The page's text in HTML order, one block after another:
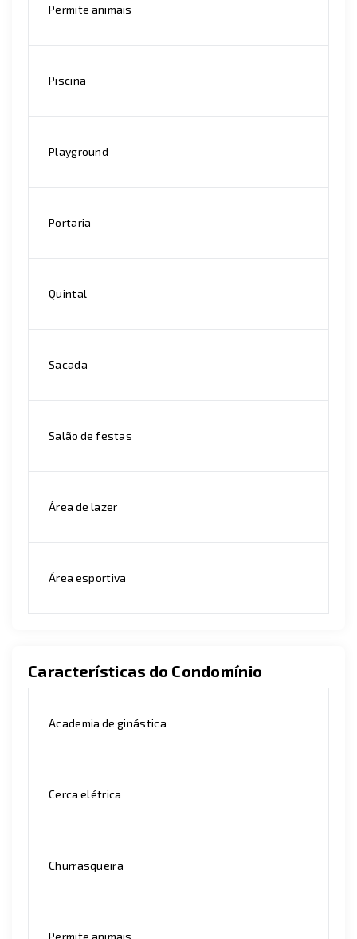
Permite animais
Piscina
Playground
Portaria
Quintal
Sacada
Salão de festas
Área de lazer
Área esportiva
Características do Condomínio
Academia de ginástica
Cerca elétrica
Churrasqueira